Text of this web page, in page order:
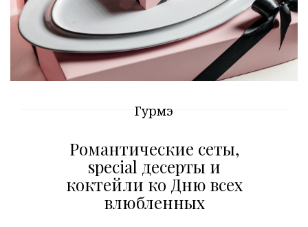
Гурмэ
Романтические сеты,
special десерты и
коктейли ко Дню всех
влюбленных